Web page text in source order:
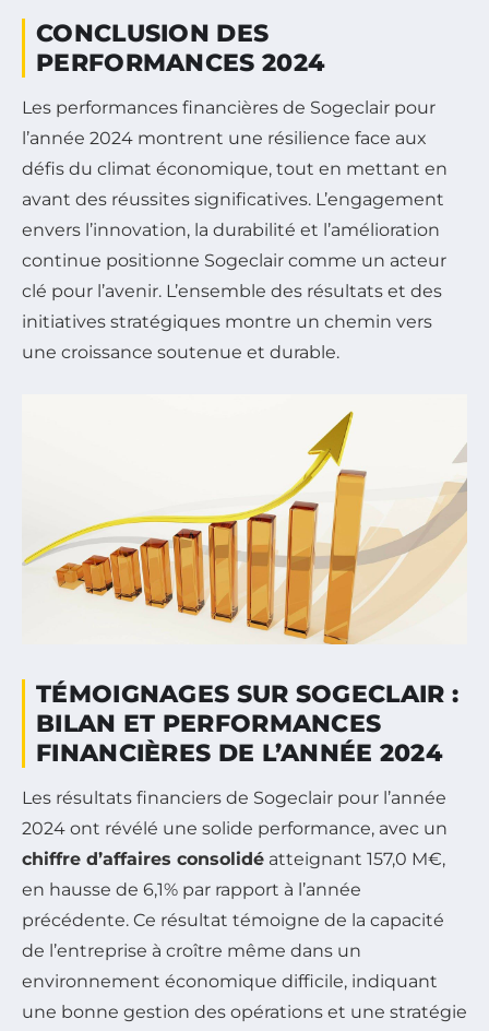
CONCLUSION DES
PERFORMANCES 2024
Les performances financières de Sogeclair pour
l’année 2024 montrent une résilience face aux
défis du climat économique, tout en mettant en
avant des réussites significatives. L’engagement
envers l’innovation, la durabilité et l’amélioration
continue positionne Sogeclair comme un acteur
clé pour l’avenir. L’ensemble des résultats et des
initiatives stratégiques montre un chemin vers
une croissance soutenue et durable.
TÉMOIGNAGES SUR SOGECLAIR :
BILAN ET PERFORMANCES
FINANCIÈRES DE L’ANNÉE 2024
Les résultats financiers de Sogeclair pour l’année
2024 ont révélé une solide performance, avec un
chiffre d’affaires consolidé atteignant 157,0 M€,
en hausse de 6,1% par rapport à l’année
précédente. Ce résultat témoigne de la capacité
de l’entreprise à croître même dans un
environnement économique difficile, indiquant
une bonne gestion des opérations et une stratégie